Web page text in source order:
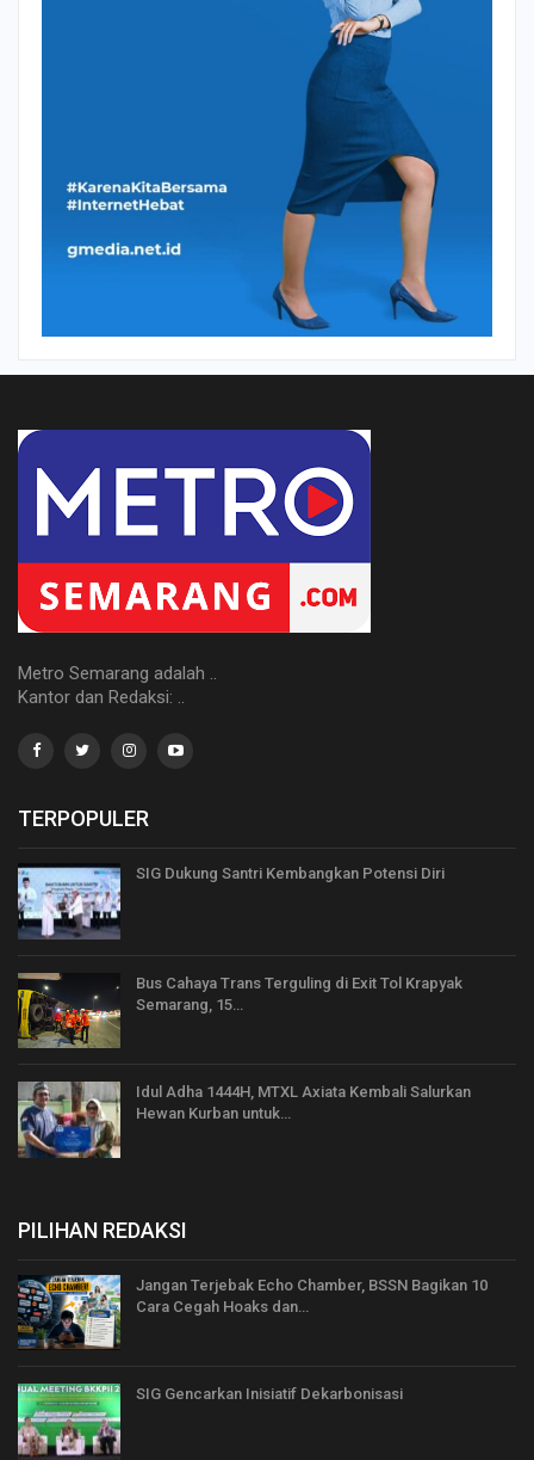
Metro Semarang adalah ..
Kantor dan Redaksi: ..
TERPOPULER
SIG Dukung Santri Kembangkan Potensi Diri
Bus Cahaya Trans Terguling di Exit Tol Krapyak
Semarang, 15…
Idul Adha 1444H, MTXL Axiata Kembali Salurkan
Hewan Kurban untuk…
PILIHAN REDAKSI
Jangan Terjebak Echo Chamber, BSSN Bagikan 10
Cara Cegah Hoaks dan…
SIG Gencarkan Inisiatif Dekarbonisasi